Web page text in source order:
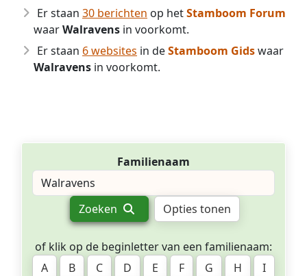
Er staan 30 berichten op hetStamboom Forum
waarWalravens in voorkomt.
Er staan 6 websites in deStamboom Gidswaar
Walravens in voorkomt.
Familienaam
Zoeken Opties tonen
of klik op de beginletter van een familienaam:
A
B C D E F G H
I